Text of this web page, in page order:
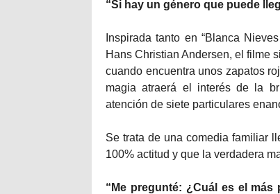
“Si hay un género que puede
Inspirada tanto en “Blanca
Hans Christian Andersen, el filme
cuando encuentra unos zapatos
magia atraerá el interés de la
atención de siete particulares
Se trata de una comedia familiar
100% actitud y que la verdadera
“Me pregunté: ¿Cuál es el